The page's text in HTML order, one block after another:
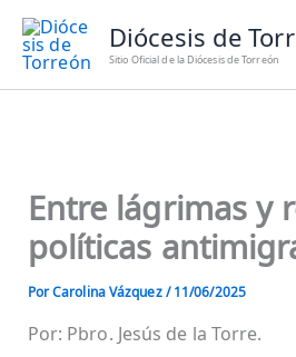
contenido
Diócesis de
Sitio Oficial de la Diócesis de Torreón
Entre lágrimas y
políticas
PorCarolina Vázquez/11/06/2025
Por: Pbro. Jesús de la Torre.